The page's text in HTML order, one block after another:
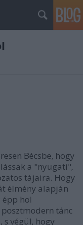
Bécsbe, hogy
a "nyugati",
tájaira. Hogy
élmény alapján
hol
tánc
s végül, hogy